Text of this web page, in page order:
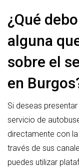
¿Qué
alguna
sobre el
en
Si deseas
servicio de
directamente con
través de sus
puedes utilizar